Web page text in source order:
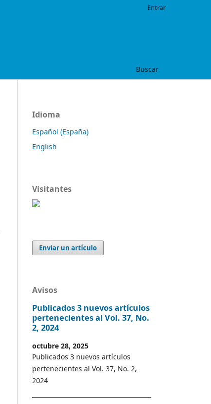
Buscar
Entrar
Idioma
Español (España)
English
Visitantes
Enviar un artículo
Avisos
Publicados 3 nuevos artículos
pertenecientes al Vol. 37, No.
2, 2024
octubre 28, 2025
Publicados 3 nuevos artículos
pertenecientes al Vol. 37, No. 2,
2024